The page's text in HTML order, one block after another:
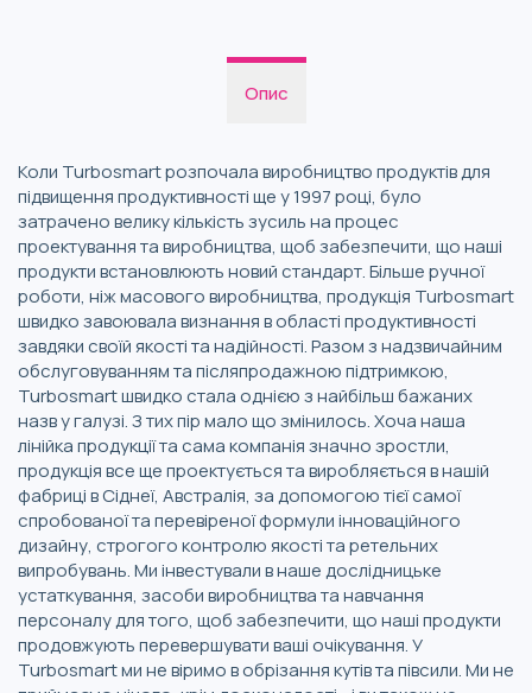
Опис
Коли Turbosmart розпочала виробництво продуктів для
підвищення продуктивності ще у 1997 році, було
затрачено велику кількість зусиль на процес
проектування та виробництва, щоб забезпечити, що наші
продукти встановлюють новий стандарт. Більше ручної
роботи, ніж масового виробництва, продукція Turbosmart
швидко завоювала визнання в області продуктивності
завдяки своїй якості та надійності. Разом з надзвичайним
обслуговуванням та післяпродажною підтримкою,
Turbosmart швидко стала однією з найбільш бажаних
назв у галузі. З тих пір мало що змінилось. Хоча наша
лінійка продукції та сама компанія значно зростли,
продукція все ще проектується та виробляється в нашій
фабриці в Сіднеї, Австралія, за допомогою тієї самої
спробованої та перевіреної формули інноваційного
дизайну, строгого контролю якості та ретельних
випробувань. Ми інвестували в наше дослідницьке
устаткування, засоби виробництва та навчання
персоналу для того, щоб забезпечити, що наші продукти
продовжують перевершувати ваші очікування. У
Turbosmart ми не віримо в обрізання кутів та півсили. Ми не